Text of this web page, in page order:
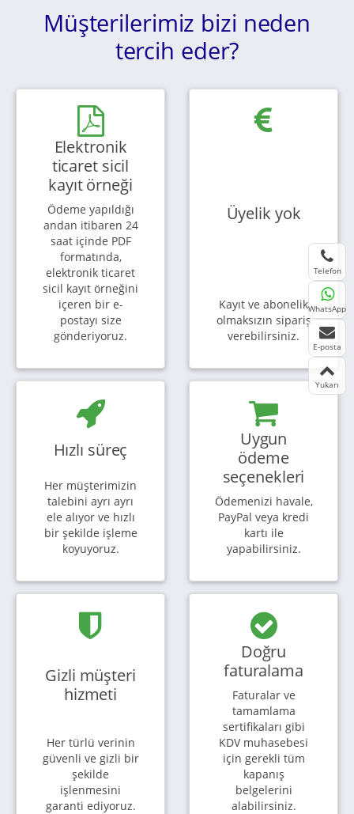
Müşterilerimiz bizi neden
tercih eder?
Elektronik
ticaret sicil
kayıt örneği
Ödeme yapıldığı
andan itibaren 24
saat içinde PDF
formatında,
elektronik ticaret
sicil kayıt örneğini
içeren bir e-
postayı size
gönderiyoruz.
Üyelik yok
Kayıt ve abonelik
olmaksızın sipariş
verebilirsiniz.
Hızlı süreç
Her müşterimizin
talebini ayrı ayrı
ele alıyor ve hızlı
bir şekilde işleme
koyuyoruz.
Uygun
ödeme
seçenekleri
Ödemenizi havale,
PayPal veya kredi
kartı ile
yapabilirsiniz.
Gizli müşteri
hizmeti
Her türlü verinin
güvenli ve gizli bir
şekilde
işlenmesini
garanti ediyoruz.
Doğru
faturalama
Faturalar ve
tamamlama
sertifikaları gibi
KDV muhasebesi
için gerekli tüm
kapanış
belgelerini
alabilirsiniz.
Telefon
WhatsApp
E-posta
Yukarı